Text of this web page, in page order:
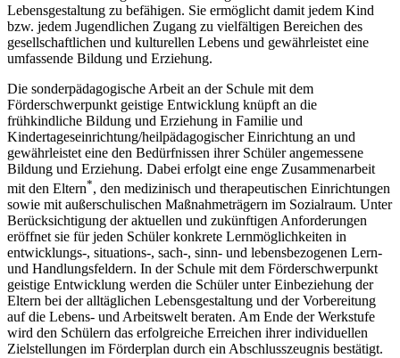
Lebensgestaltung zu befähigen. Sie ermöglicht damit jedem Kind
bzw. jedem Jugendlichen Zugang zu vielfältigen Bereichen des
gesellschaftlichen und kulturellen Lebens und gewährleistet eine
umfassende Bildung und Erziehung.
Die sonderpädagogische Arbeit an der Schule mit dem
Förderschwerpunkt geistige Entwicklung knüpft an die
frühkindliche Bildung und Erziehung in Familie und
Kindertageseinrichtung/heilpädagogischer Einrichtung an und
gewährleistet eine den Bedürfnissen ihrer Schüler angemessene
Bildung und Erziehung. Dabei erfolgt eine enge Zusammenarbeit
mit den Eltern*, den medizinisch und therapeutischen Einrichtungen
sowie mit außerschulischen Maßnahmeträgern im Sozialraum. Unter
Berücksichtigung der aktuellen und zukünftigen Anforderungen
eröffnet sie für jeden Schüler konkrete Lernmöglichkeiten in
entwicklungs-, situations-, sach-, sinn- und lebensbezogenen Lern-
und Handlungsfeldern. In der Schule mit dem Förderschwerpunkt
geistige Entwicklung werden die Schüler unter Einbeziehung der
Eltern bei der alltäglichen Lebensgestaltung und der Vorbereitung
auf die Lebens- und Arbeitswelt beraten. Am Ende der Werkstufe
wird den Schülern das erfolgreiche Erreichen ihrer individuellen
Zielstellungen im Förderplan durch ein Abschlusszeugnis bestätigt.